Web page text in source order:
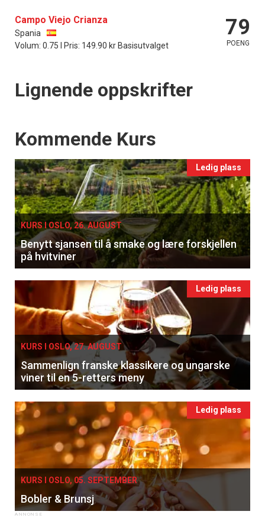
Campo Viejo Crianza
Spania
Volum: 0.75 l Pris: 149.90 kr Basisutvalget
79
POENG
Lignende oppskrifter
Events
Kommende Kurs
Ledig plass
KURS I OSLO, 26. AUGUST
Benytt sjansen til å smake og lære forskjellen
på hvitviner
Ledig plass
KURS I OSLO, 27. AUGUST
Sammenlign franske klassikere og ungarske
viner til en 5-retters meny
Ledig plass
KURS I OSLO, 05. SEPTEMBER
Bobler & Brunsj